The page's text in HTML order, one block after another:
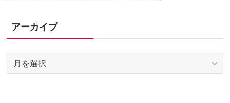
アーカイブ